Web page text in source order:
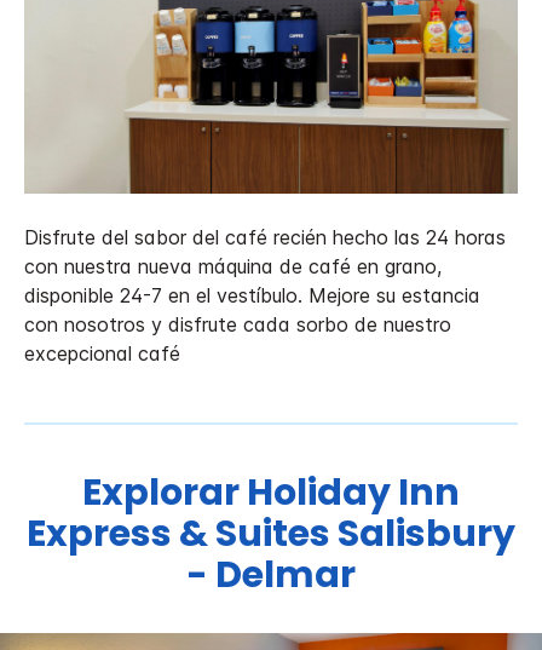
Disfrute del sabor del café recién hecho las 24 horas
con nuestra nueva máquina de café en grano,
disponible 24-7 en el vestíbulo. Mejore su estancia
con nosotros y disfrute cada sorbo de nuestro
excepcional café
ExplorarHoliday Inn
Express & SuitesSalisbury
- Delmar